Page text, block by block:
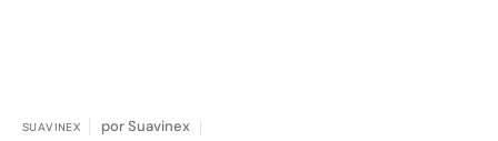
SUAVINEX porSuavinex